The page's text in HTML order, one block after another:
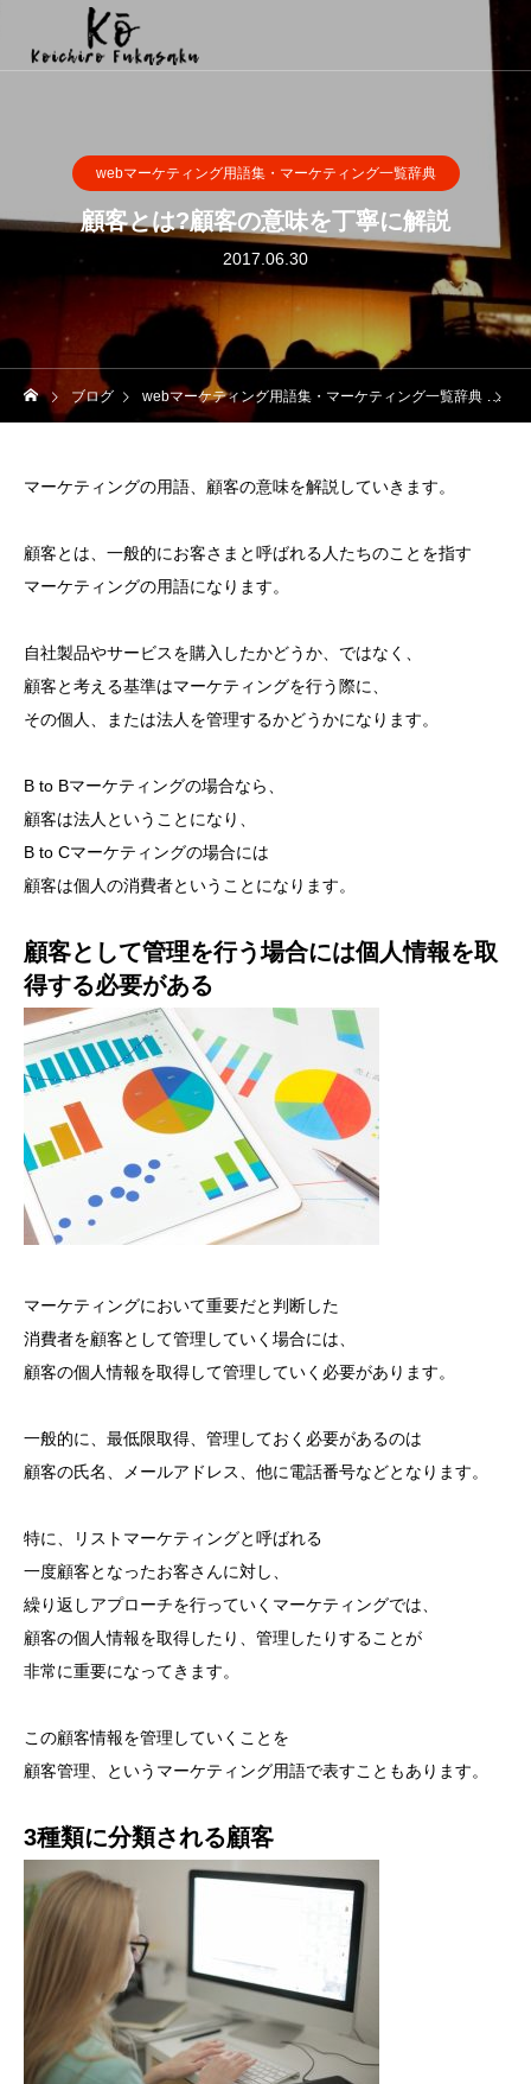
webマーケティング用語集・マーケティング一覧辞典
顧客とは?顧客の意味を丁寧に解説
2017.06.30
ブログ webマーケティング用語集・マーケティング一覧辞典
マーケティングの用語、顧客の意味を解説していきます。
顧客とは、一般的にお客さまと呼ばれる人たちのことを指す
マーケティングの用語になります。
自社製品やサービスを購入したかどうか、ではなく、
顧客と考える基準はマーケティングを行う際に、
その個人、または法人を管理するかどうかになります。
B to Bマーケティングの場合なら、
顧客は法人ということになり、
B to Cマーケティングの場合には
顧客は個人の消費者ということになります。
顧客として管理を行う場合には個人情報を取
得する必要がある
マーケティングにおいて重要だと判断した
消費者を顧客として管理していく場合には、
顧客の個人情報を取得して管理していく必要があります。
一般的に、最低限取得、管理しておく必要があるのは
顧客の氏名、メールアドレス、他に電話番号などとなります。
特に、リストマーケティングと呼ばれる
一度顧客となったお客さんに対し、
繰り返しアプローチを行っていくマーケティングでは、
顧客の個人情報を取得したり、管理したりすることが
非常に重要になってきます。
この顧客情報を管理していくことを
顧客管理、というマーケティング用語で表すこともあります。
3種類に分類される顧客